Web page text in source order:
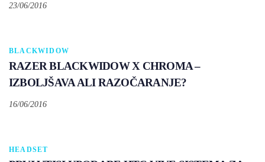
23/06/2016
BLACKWIDOW
RAZER BLACKWIDOW X CHROMA –
IZBOLJŠAVA ALI RAZOČARANJE?
16/06/2016
HEADSET